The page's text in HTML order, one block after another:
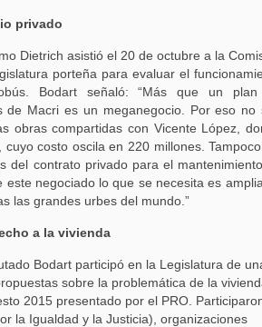
privado
Dietrich asistió el 20 de octubre a la
porteña para evaluar el
Bodart señaló: “Más que un
de Macri es un meganegocio. Por eso no
obras compartidas con Vicente López,
costo oscila en 220 millones.
del contrato privado para el
este negociado lo que se necesita es
las grandes urbes del mundo.”
a la vivienda
Bodart participó en la Legislatura de
sobre la problemática de la
2015 presentado por el PRO.
la Igualdad y la Justicia), organizaciones